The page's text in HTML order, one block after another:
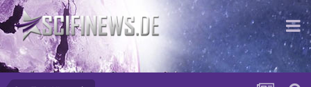
...die schrecklichste Potenz von Gut